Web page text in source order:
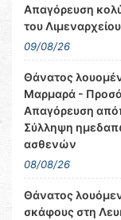
Απαγόρευση
του
09/08/26
Θάνατος
Μαρμαρά -
Απαγόρευση
Σύλληψη
ασθενών
08/08/26
Θάνατος
σκάφους στη